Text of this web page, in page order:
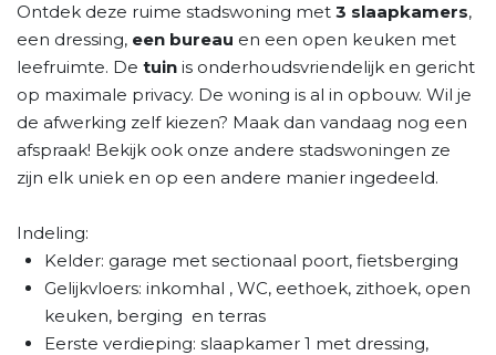
Ontdek deze ruime stadswoning met 3 slaapkamers,
een dressing, een bureau en een open keuken met
leefruimte. De tuin is onderhoudsvriendelijk en gericht
op maximale privacy. De woning is al in opbouw. Wil je
de afwerking zelf kiezen? Maak dan vandaag nog een
afspraak! Bekijk ook onze andere stadswoningen ze
zijn elk uniek en op een andere manier ingedeeld.
Indeling:
Kelder: garage met sectionaal poort, fietsberging
Gelijkvloers: inkomhal , WC, eethoek, zithoek, open
keuken, berging en terras
Eerste verdieping: slaapkamer 1 met dressing,